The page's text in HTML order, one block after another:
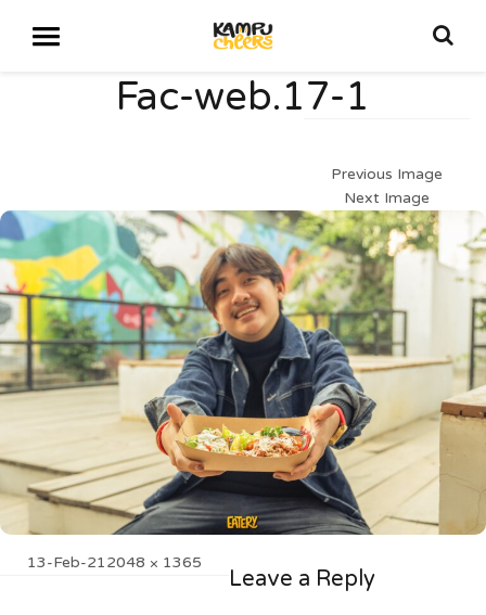
Fac-web.17-1
Previous Image
Next Image
Posted
13-Feb-21Full
2048 × 1365
Leave a Reply